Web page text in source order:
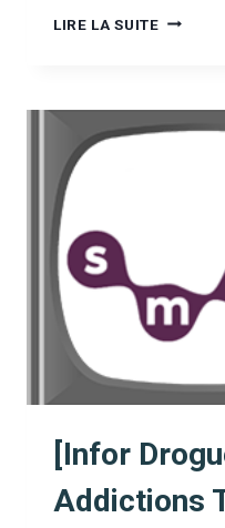
LIRE LA SUITE[INFOR
TV]
[Infor
Addictions